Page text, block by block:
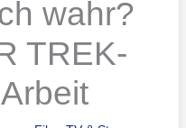
wahr?
TREK-